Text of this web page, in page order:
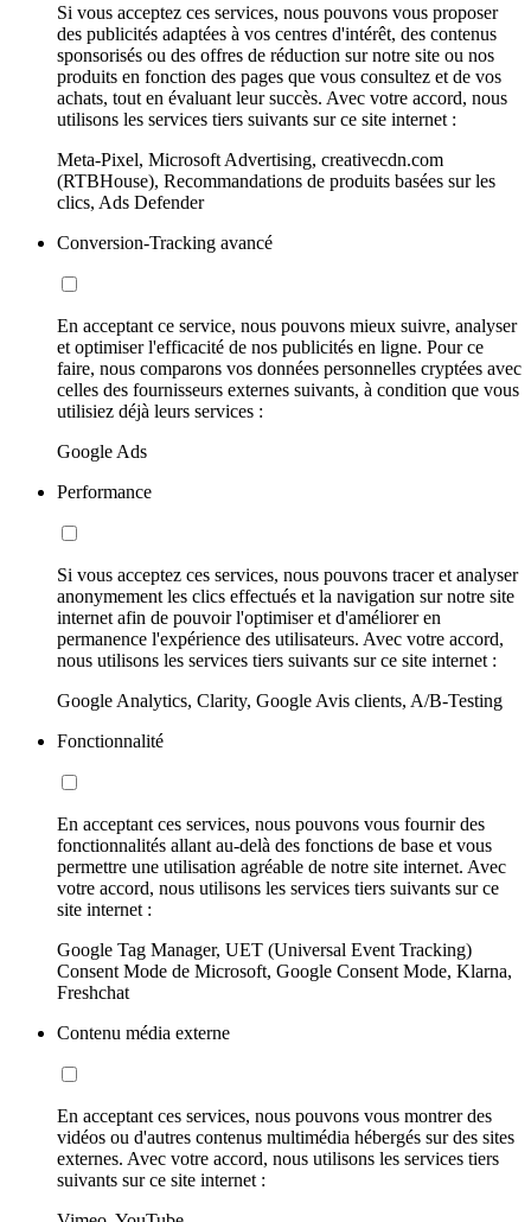
Si vous acceptez ces services, nous pouvons vous proposer
des publicités adaptées à vos centres d'intérêt, des contenus
sponsorisés ou des offres de réduction sur notre site ou nos
produits en fonction des pages que vous consultez et de vos
achats, tout en évaluant leur succès. Avec votre accord, nous
utilisons les services tiers suivants sur ce site internet :
Meta-Pixel, Microsoft Advertising, creativecdn.com
(RTBHouse), Recommandations de produits basées sur les
clics, Ads Defender
Conversion-Tracking avancé
En acceptant ce service, nous pouvons mieux suivre, analyser
et optimiser l'efficacité de nos publicités en ligne. Pour ce
faire, nous comparons vos données personnelles cryptées avec
celles des fournisseurs externes suivants, à condition que vous
utilisiez déjà leurs services :
Google Ads
Performance
Si vous acceptez ces services, nous pouvons tracer et analyser
anonymement les clics effectués et la navigation sur notre site
internet afin de pouvoir l'optimiser et d'améliorer en
permanence l'expérience des utilisateurs. Avec votre accord,
nous utilisons les services tiers suivants sur ce site internet :
Google Analytics, Clarity, Google Avis clients, A/B-Testing
Fonctionnalité
En acceptant ces services, nous pouvons vous fournir des
fonctionnalités allant au-delà des fonctions de base et vous
permettre une utilisation agréable de notre site internet. Avec
votre accord, nous utilisons les services tiers suivants sur ce
site internet :
Google Tag Manager, UET (Universal Event Tracking)
Consent Mode de Microsoft, Google Consent Mode, Klarna,
Freshchat
Contenu média externe
En acceptant ces services, nous pouvons vous montrer des
vidéos ou d'autres contenus multimédia hébergés sur des sites
externes. Avec votre accord, nous utilisons les services tiers
suivants sur ce site internet :